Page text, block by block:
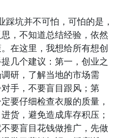
并不可怕，可怕的是，
，不知道总结经验，依然
在这里，我想给所有想创
几个建议：第一，创业之
研，了解当地的市场需
手，不要盲目跟风；第
要仔细检查衣服的质量，
货，避免造成库存积压；
要盲目花钱做推广，先做